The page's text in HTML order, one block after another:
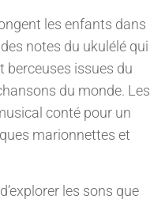
les enfants dans
notes du ukulélé qui
berceuses issues du
du monde. Les
conté pour un
marionnettes et
les sons que